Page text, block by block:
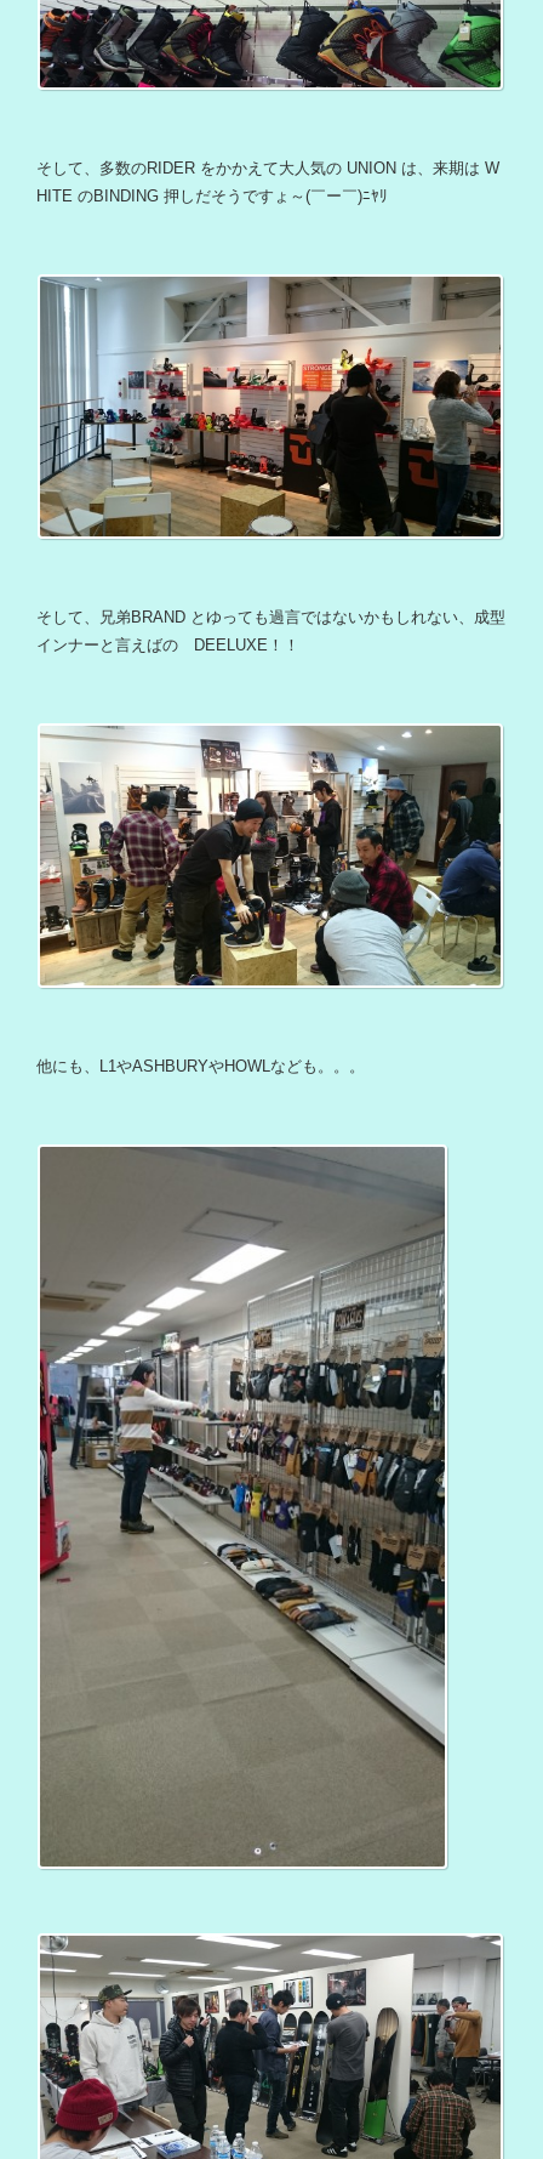
そして、多数のRIDER をかかえて大人気の UNION は、来期は W
HITE のBINDING 押しだそうですょ～(￣ー￣)ﾆﾔﾘ
そして、兄弟BRAND とゆっても過言ではないかもしれない、成型
インナーと言えばの DEELUXE！！
他にも、L1やASHBURYやHOWLなども。。。